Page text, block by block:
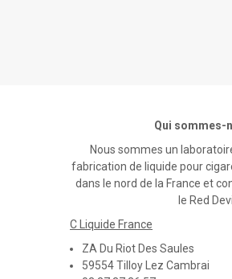
Qui sommes-
Nous sommes un
fabrication de liquide pour
dans le nord de la France et
le Red Devil.
C Liquide France
ZA Du Riot Des Saules
59554 Tilloy Lez Cambrai